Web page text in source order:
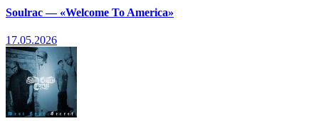
Soulrac — «Welcome To America»
17.05.2026